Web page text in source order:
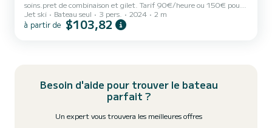
soins.pret de combinaison et gilet. Tarif 90€/heure ou 150€ pour
2 h.
Jet ski Bateau seul 3 pers. 2024 2 m
à partir de $103,82
Besoin d'aide pour trouver le bateau
parfait ?
Un expert vous trouvera les meilleures offres